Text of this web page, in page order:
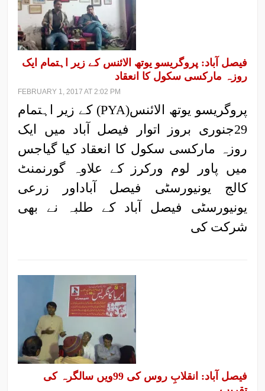
فیصل آباد: پروگریسو یوتھ الائنس کے زیر اہتمام ایک
روزہ مارکسی سکول کا انعقاد
FEBRUARY 1, 2017 AT 2:02 PM
پروگریسو یوتھ الائنس(PYA) کے زیر اہتمام
29جنوری بروز اتوار فیصل آباد میں ایک
روزہ مارکسی سکول کا انعقاد کیا گیاجس
میں پاور لوم ورکرز کے علاوہ گورنمنٹ
کالج یونیورسٹی فیصل آباداور زرعی
یونیورسٹی فیصل آباد کے طلبہ نے بھی
شرکت کی
فیصل آباد: انقلابِ روس کی 99ویں سالگرہ کی